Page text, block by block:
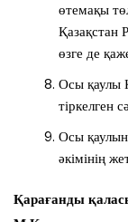
өтемақы
Қазақстан
өзге де
Осы қаулы
тіркелген
Осы
әкімінің